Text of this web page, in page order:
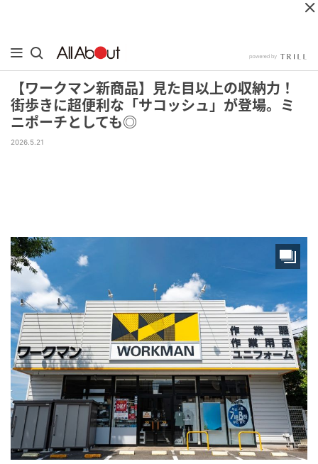
【ワークマン新商品】見た目以上の収納力！
街歩きに超便利な「サコッシュ」が登場。ミ
ニポーチとしても◎
2026.5.21